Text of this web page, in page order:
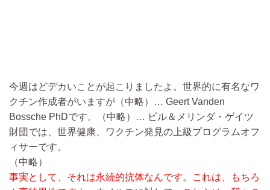
今週はどデカいことが起こりましたよ。世界的に有名なワ
クチン作成者がいますが （中略）… Geert Vanden
Bossche PhDです。
（中略）… ビル＆メリンダ・ゲイツ
財団では、世界健康、ワクチン発見の上級プログラムオフ
ィサーです。
（中略）
事実として、それは永続的抗体なんです。これは、もちろ